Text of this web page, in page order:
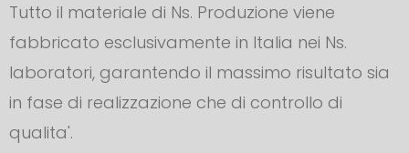
Tutto il materiale di Ns. Produzione viene
fabbricato esclusivamente in Italia nei Ns.
laboratori, garantendo il massimo risultato sia
in fase di realizzazione che di controllo di
qualita'.